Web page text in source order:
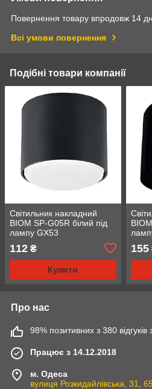
Повернення товару впродовж 14
Всі умови повернення
Подібні товари компанії
Світильник накладний
BIOM SP-G05R білий під
лампу GX53
112 ₴
Купити
155
Про нас
98% позитивних з 380 відгуків
Працює з 14.12.2018
м. Одеса
вулиця Розкидайлівська, 31,